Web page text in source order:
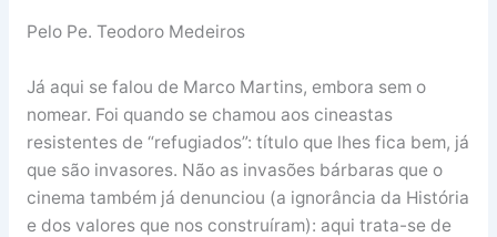
Pelo Pe. Teodoro Medeiros
Já aqui se falou de Marco Martins, embora sem o
nomear. Foi quando se chamou aos cineastas
resistentes de “refugiados”: título que lhes fica bem, já
que são invasores. Não as invasões bárbaras que o
cinema também já denunciou (a ignorância da História
e dos valores que nos construíram): aqui trata-se de